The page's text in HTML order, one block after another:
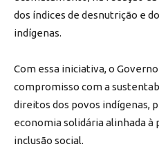
dos índices de desnutrição e
indígenas.
Com essa iniciativa, o
compromisso com a
direitos dos povos indígenas,
economia solidária alinhada
inclusão social.